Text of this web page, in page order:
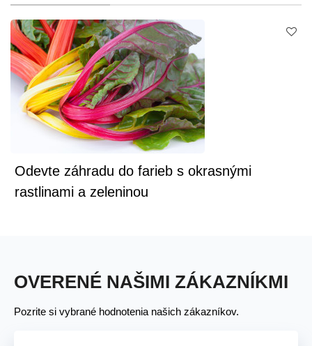
Odevte záhradu do farieb s okrasnými
rastlinami a zeleninou
OVERENÉ NAŠIMI ZÁKAZNÍKMI
Pozrite si vybrané hodnotenia našich zákazníkov.